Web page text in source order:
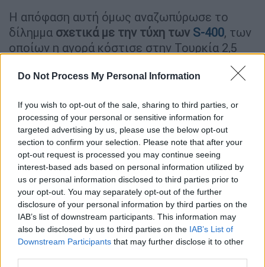
Do Not Process My Personal Information
If you wish to opt-out of the sale, sharing to third parties, or
processing of your personal or sensitive information for
targeted advertising by us, please use the below opt-out
section to confirm your selection. Please note that after your
opt-out request is processed you may continue seeing
interest-based ads based on personal information utilized by
us or personal information disclosed to third parties prior to
your opt-out. You may separately opt-out of the further
disclosure of your personal information by third parties on the
IAB’s list of downstream participants. This information may
also be disclosed by us to third parties on the IAB’s List of
Downstream Participants that may further disclose it to other
Η απόφαση αυτή όμως αναζωπύρωσε το
δίλημμα σχετικά με την τύχη των S-400, των
οποίων η αγορά κόστισε στην Τουρκία 2,5
δισεκατομμύρια δολάρια και την αποπομπή
από το πρόγραμμα των F-35. Ο Τούρκος
ερώτημα: Θα περιλαμβάνονται οι S-400 στον
«Ατσάλινο Θόλο», ή ηΤουρκία θα αναγκαστεί
να βρει άλλη λύση για τη χρήση ή την πώλησή
τους;
Η ένταξη των S-400 στο νέο σύστημα άμυνας
θα ήταν προβληματική, ιδίως αν το σύστημα
πρόκειται να συνδεθεί ή να συνεργαστεί με
το ΝΑΤΟ, όπως φαίνεται λογικό. Η Τουρκία,
άλλωστε, δεσμεύτηκε να ενισχύσει τη
νοτιοανατολική πτέρυγα της Συμμαχίας κατά